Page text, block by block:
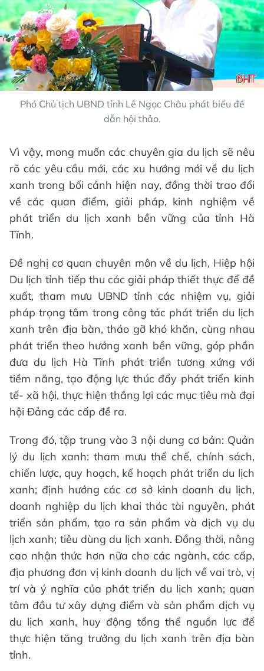
Phó Chủ tịch UBND tỉnh Lê Ngọc Châu phát biểu đề
dẫn hội thảo.
Vì vậy, mong muốn các chuyên gia du lịch sẽ nêu
rõ các yêu cầu mới, các xu hướng mới về du lịch
xanh trong bối cảnh hiện nay, đồng thời trao đổi
về các quan điểm, giải pháp, kinh nghiệm về
phát triển du lịch xanh bền vững của tỉnh Hà
Tĩnh.
Đề nghị cơ quan chuyên môn về du lịch, Hiệp hội
Du lịch tỉnh tiếp thu các giải pháp thiết thực để đề
xuất, tham mưu UBND tỉnh các nhiệm vụ, giải
pháp trọng tâm trong công tác phát triển du lịch
xanh trên địa bàn, tháo gỡ khó khăn, cùng nhau
phát triển theo hướng xanh bền vững, góp phần
đưa du lịch Hà Tĩnh phát triển tương xứng với
tiềm năng, tạo động lực thúc đẩy phát triển kinh
tế- xã hội, thực hiện thắng lợi các mục tiêu mà đại
hội Đảng các cấp đề ra.
Trong đó, tập trung vào 3 nội dung cơ bản: Quản
lý du lịch xanh: tham mưu thể chế, chính sách,
chiến lược, quy hoạch, kế hoạch phát triển du lịch
xanh; định hướng các cơ sở kinh doanh du lịch,
doanh nghiệp du lịch khai thác tài nguyên, phát
triển sản phẩm, tạo ra sản phẩm và dịch vụ du
lịch xanh; tiêu dùng du lịch xanh. Đồng thời, nâng
cao nhận thức hơn nữa cho các ngành, các cấp,
địa phương đơn vị kinh doanh du lịch về vai trò, vị
trí và ý nghĩa của phát triển du lịch xanh; quan
tâm đầu tư xây dựng điểm và sản phẩm dịch vụ
du lịch xanh, huy động tổng thể nguồn lực để
thực hiện tăng trưởng du lịch xanh trên địa bàn
tỉnh.